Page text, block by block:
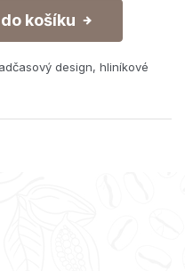
košíku
design, hliníkové